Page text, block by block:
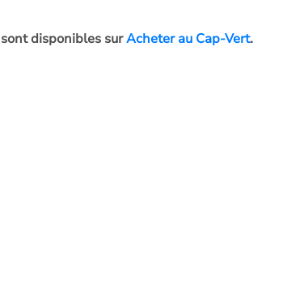
disponibles surAcheter au Cap-Vert.